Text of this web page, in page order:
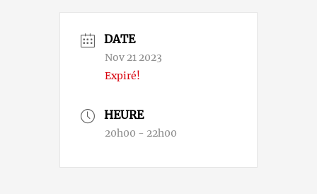
DATE
Nov 21 2023
Expiré!
HEURE
20h00 - 22h00